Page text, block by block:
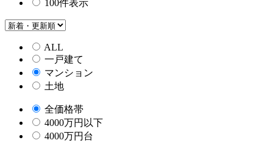
100件表示
ALL
一戸建て
マンション
土地
全価格帯
4000万円以下
4000万円台